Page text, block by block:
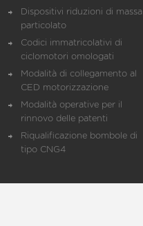
Dispositivi riduzioni di massa
particolato
Codici immatricolativi di
ciclomotori omologati
Modalità di collegamento al
CED motorizzazione
Modalità operative per il
rinnovo delle patenti
Riqualificazione bombole di
tipo CNG4